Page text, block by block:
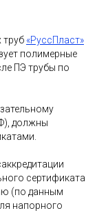
труб «РуссПласт»
полимерные
ПЭ трубы по
должны
сертификата
(по данным
напорного